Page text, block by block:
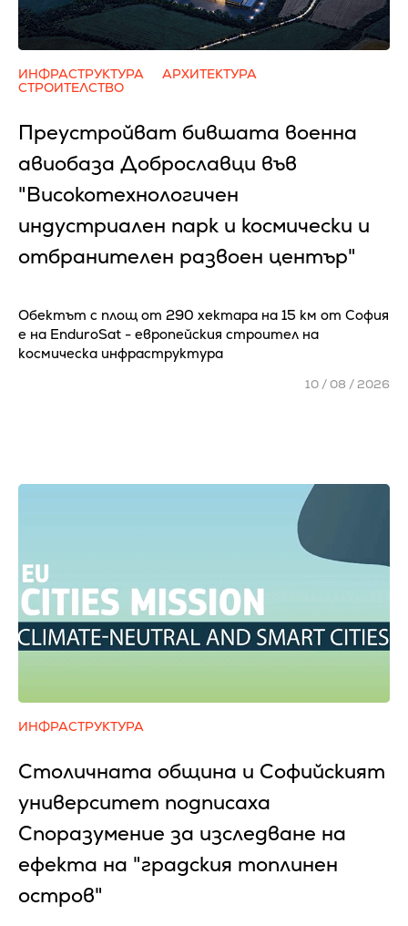
ИНФРАСТРУКТУРА
АРХИТЕКТУРА
СТРОИТЕЛСТВО
Преустройват бившата военна
авиобаза Доброславци във
"Високотехнологичен
индустриален парк и космически и
отбранителен развоен център"
Обектът с площ от 290 хектара на 15 км от София
е на EnduroSat - европейския строител на
космическа инфраструктура
10 / 08 / 2026
ИНФРАСТРУКТУРА
Столичната община и Софийският
университет подписаха
Споразумение за изследване на
ефекта на "градския топлинен
остров"